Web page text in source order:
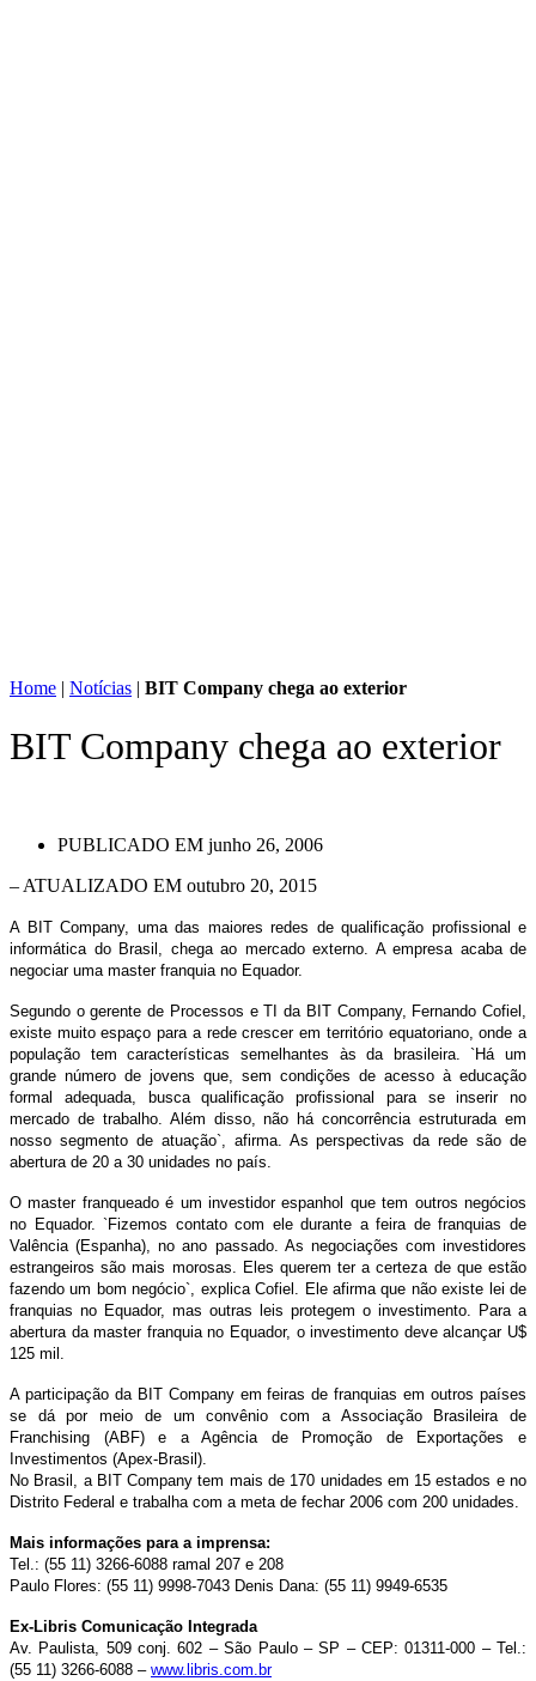
Home | Notícias | BIT Company chega ao exterior
BIT Company chega ao exterior
PUBLICADO EM junho 26, 2006
– ATUALIZADO EM outubro 20, 2015
A BIT Company, uma das maiores redes de qualificação profissional e
informática do Brasil, chega ao mercado externo. A empresa acaba de
negociar uma master franquia no Equador.
Segundo o gerente de Processos e TI da BIT Company, Fernando Cofiel,
existe muito espaço para a rede crescer em território equatoriano, onde a
população tem características semelhantes às da brasileira. `Há um
grande número de jovens que, sem condições de acesso à educação
formal adequada, busca qualificação profissional para se inserir no
mercado de trabalho. Além disso, não há concorrência estruturada em
nosso segmento de atuação`, afirma. As perspectivas da rede são de
abertura de 20 a 30 unidades no país.
O master franqueado é um investidor espanhol que tem outros negócios
no Equador. `Fizemos contato com ele durante a feira de franquias de
Valência (Espanha), no ano passado. As negociações com investidores
estrangeiros são mais morosas. Eles querem ter a certeza de que estão
fazendo um bom negócio`, explica Cofiel. Ele afirma que não existe lei de
franquias no Equador, mas outras leis protegem o investimento. Para a
abertura da master franquia no Equador, o investimento deve alcançar U$
125 mil.
A participação da BIT Company em feiras de franquias em outros países
se dá por meio de um convênio com a Associação Brasileira de
Franchising (ABF) e a Agência de Promoção de Exportações e
Investimentos (Apex-Brasil).
No Brasil, a BIT Company tem mais de 170 unidades em 15 estados e no
Distrito Federal e trabalha com a meta de fechar 2006 com 200 unidades.
Mais informações para a imprensa:
Tel.: (55 11) 3266-6088 ramal 207 e 208
Paulo Flores: (55 11) 9998-7043 Denis Dana: (55 11) 9949-6535
Ex-Libris Comunicação Integrada
Av. Paulista, 509 conj. 602 – São Paulo – SP – CEP: 01311-000 – Tel.:
(55 11) 3266-6088 – www.libris.com.br